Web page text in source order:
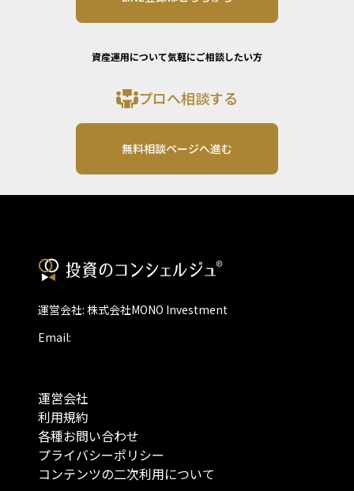
資産運用について気軽にご相談したい方
プロへ相談する
無料相談ページへ進む
運営会社: 株式会社MONO Investment
Email:
運営会社
利用規約
各種お問い合わせ
プライバシーポリシー
コンテンツの二次利用について